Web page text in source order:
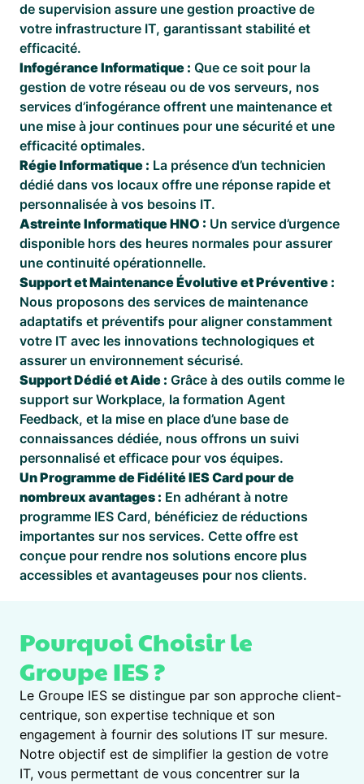
de supervision assure une gestion proactive de
votre infrastructure IT, garantissant stabilité et
efficacité.
Infogérance Informatique : Que ce soit pour la
gestion de votre réseau ou de vos serveurs, nos
services d’infogérance offrent une maintenance et
une mise à jour continues pour une sécurité et une
efficacité optimales.
Régie Informatique : La présence d’un technicien
dédié dans vos locaux offre une réponse rapide et
personnalisée à vos besoins IT.
Astreinte Informatique HNO : Un service d’urgence
disponible hors des heures normales pour assurer
une continuité opérationnelle.
Support et Maintenance Évolutive et Préventive :
Nous proposons des services de maintenance
adaptatifs et préventifs pour aligner constamment
votre IT avec les innovations technologiques et
assurer un environnement sécurisé.
Support Dédié et Aide : Grâce à des outils comme le
support sur Workplace, la formation Agent
Feedback, et la mise en place d’une base de
connaissances dédiée, nous offrons un suivi
personnalisé et efficace pour vos équipes.
Un Programme de Fidélité IES Card pour de
nombreux avantages : En adhérant à notre
programme IES Card, bénéficiez de réductions
importantes sur nos services. Cette offre est
conçue pour rendre nos solutions encore plus
accessibles et avantageuses pour nos clients.
Pourquoi Choisir le
Groupe IES ?
Le Groupe IES se distingue par son approche client-
centrique, son expertise technique et son
engagement à fournir des solutions IT sur mesure.
Notre objectif est de simplifier la gestion de votre
IT, vous permettant de vous concentrer sur la